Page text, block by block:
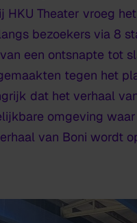
HKU Theater vroeg
bezoekers via 8
een ontsnapte tot
tegen het
dat het verhaal
omgeving
van Boni wordt